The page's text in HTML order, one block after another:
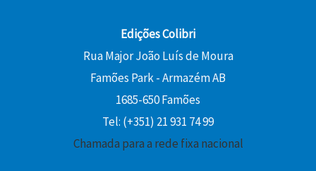
Edições Colibri
Rua Major João Luís de Moura
Famões Park - Armazém AB
1685-650 Famões
Tel: (+351) 21 931 74 99
Chamada para a rede fixa nacional